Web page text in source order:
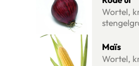
Wortel,
Maïs
Wortel,
Lees meer over Maïs